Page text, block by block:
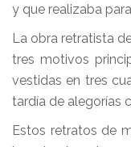
y que realizaba
La obra retratista
tres motivos
vestidas en tres
tardía de alegorías
Estos retratos de